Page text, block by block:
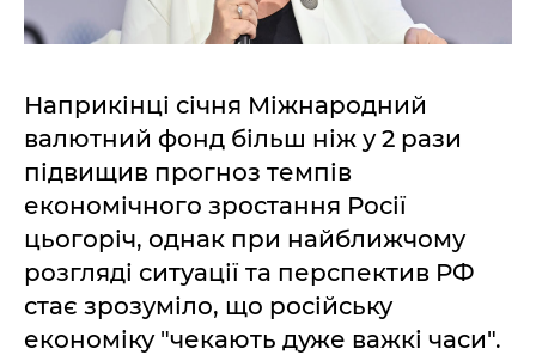
Наприкінці січня Міжнародний
валютний фонд більш ніж у 2 рази
підвищив прогноз темпів
економічного зростання Росії
цьогоріч, однак при найближчому
розгляді ситуації та перспектив РФ
стає зрозуміло, що російську
економіку "чекають дуже важкі часи".